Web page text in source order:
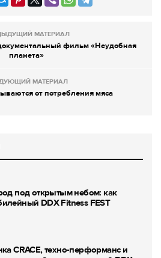
МАТЕРИАЛ
фильм «Неудобная
планета»
МАТЕРИАЛ
от потребления мяса
под открытым небом: как
DDX Fitness FEST
CRACE, техно-перформанс и